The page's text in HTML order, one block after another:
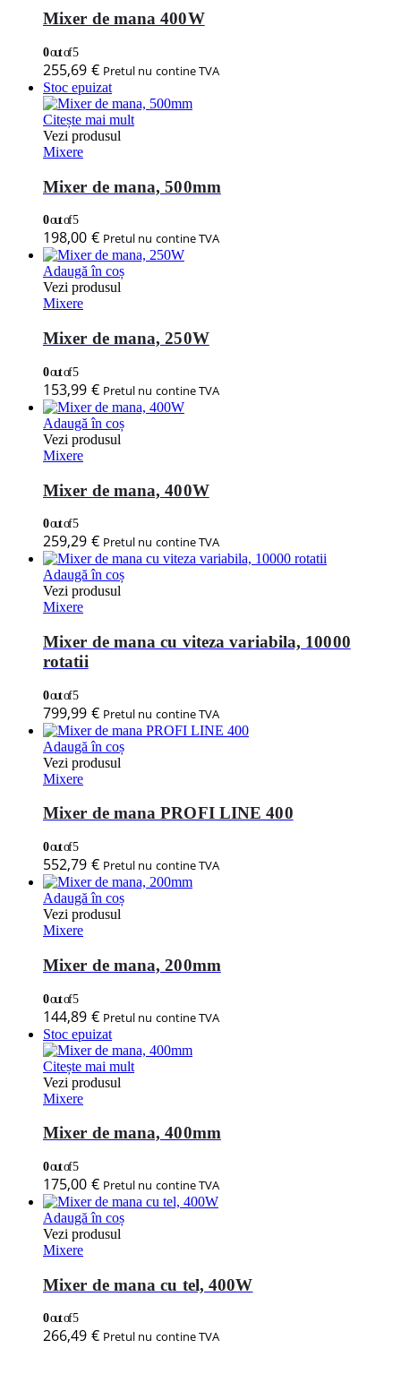
Mixer de mana 400W
0out of 5
255,69 € Pretul nu contine TVA
Stoc epuizat
Citește mai mult
Vezi produsul
Mixere
Mixer de mana, 500mm
0out of 5
198,00 € Pretul nu contine TVA
Adaugă în coș
Vezi produsul
Mixere
Mixer de mana, 250W
0out of 5
153,99 € Pretul nu contine TVA
Adaugă în coș
Vezi produsul
Mixere
Mixer de mana, 400W
0out of 5
259,29 € Pretul nu contine TVA
Adaugă în coș
Vezi produsul
Mixere
Mixer de mana cu viteza variabila, 10000
rotatii
0out of 5
799,99 € Pretul nu contine TVA
Adaugă în coș
Vezi produsul
Mixere
Mixer de mana PROFI LINE 400
0out of 5
552,79 € Pretul nu contine TVA
Adaugă în coș
Vezi produsul
Mixere
Mixer de mana, 200mm
0out of 5
144,89 € Pretul nu contine TVA
Stoc epuizat
Citește mai mult
Vezi produsul
Mixere
Mixer de mana, 400mm
0out of 5
175,00 € Pretul nu contine TVA
Adaugă în coș
Vezi produsul
Mixere
Mixer de mana cu tel, 400W
0out of 5
266,49 € Pretul nu contine TVA